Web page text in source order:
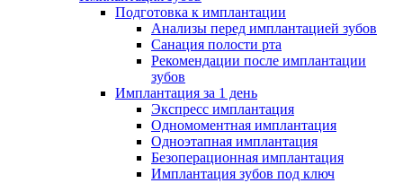
Подготовка к имплантации
Анализы перед имплантацией зубов
Санация полости рта
Рекомендации после имплантации
зубов
Имплантация за 1 день
Экспресс имплантация
Одномоментная имплантация
Одноэтапная имплантация
Безоперационная имплантация
Имплантация зубов под ключ